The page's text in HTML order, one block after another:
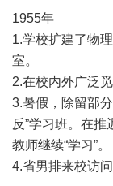
1955年
1.学校扩建了物
室。
2.在校内外广泛
3.暑假，除留部
反”学习班。在
教师继续“学习”。
4.省男排来校访